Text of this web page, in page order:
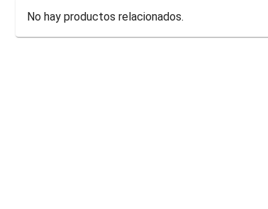
No hay productos relacionados.